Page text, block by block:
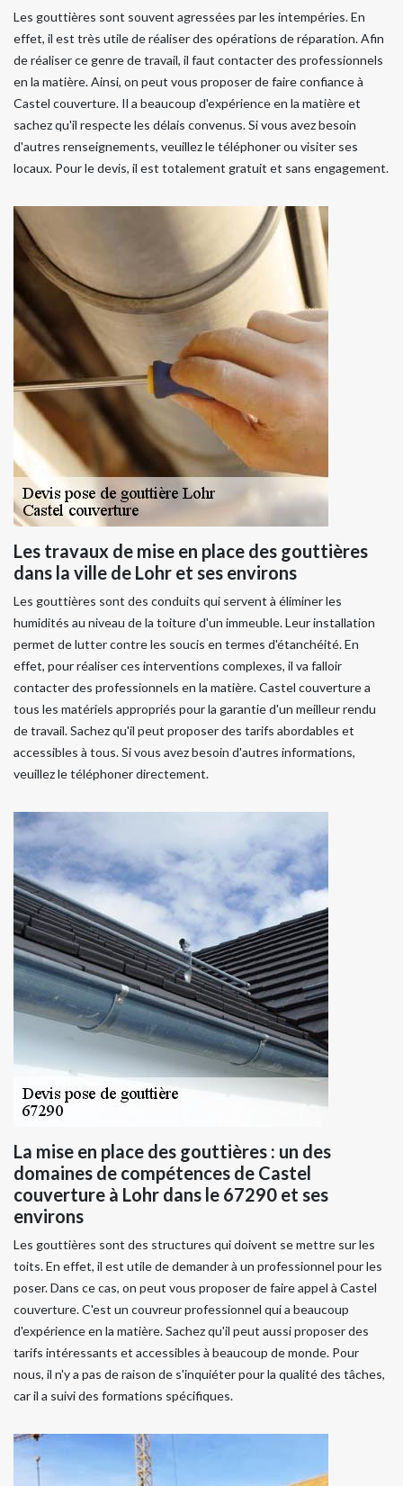
Les gouttières sont souvent agressées par les intempéries. En
effet, il est très utile de réaliser des opérations de réparation. Afin
de réaliser ce genre de travail, il faut contacter des professionnels
en la matière. Ainsi, on peut vous proposer de faire confiance à
Castel couverture. Il a beaucoup d'expérience en la matière et
sachez qu'il respecte les délais convenus. Si vous avez besoin
d'autres renseignements, veuillez le téléphoner ou visiter ses
locaux. Pour le devis, il est totalement gratuit et sans engagement.
Les travaux de mise en place des gouttières
dans la ville de Lohr et ses environs
Les gouttières sont des conduits qui servent à éliminer les
humidités au niveau de la toiture d'un immeuble. Leur installation
permet de lutter contre les soucis en termes d'étanchéité. En
effet, pour réaliser ces interventions complexes, il va falloir
contacter des professionnels en la matière. Castel couverture a
tous les matériels appropriés pour la garantie d'un meilleur rendu
de travail. Sachez qu'il peut proposer des tarifs abordables et
accessibles à tous. Si vous avez besoin d'autres informations,
veuillez le téléphoner directement.
La mise en place des gouttières : un des
domaines de compétences de Castel
couverture à Lohr dans le 67290 et ses
environs
Les gouttières sont des structures qui doivent se mettre sur les
toits. En effet, il est utile de demander à un professionnel pour les
poser. Dans ce cas, on peut vous proposer de faire appel à Castel
couverture. C'est un couvreur professionnel qui a beaucoup
d'expérience en la matière. Sachez qu'il peut aussi proposer des
tarifs intéressants et accessibles à beaucoup de monde. Pour
nous, il n'y a pas de raison de s'inquiéter pour la qualité des tâches,
car il a suivi des formations spécifiques.